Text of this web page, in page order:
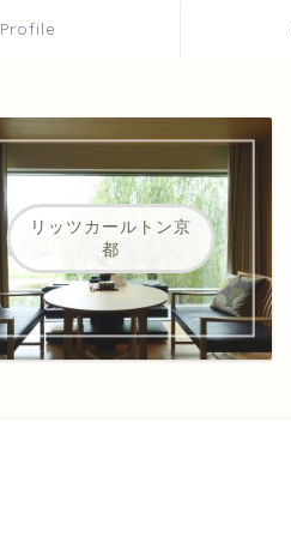
Profile
リッツカールトン京
都